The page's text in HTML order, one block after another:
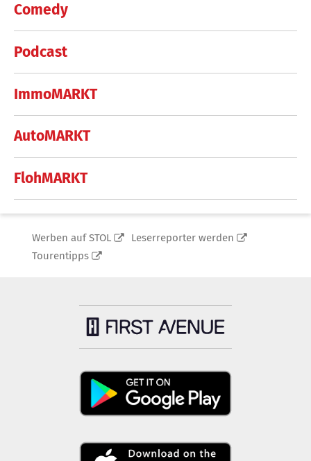
Comedy
Podcast
ImmoMARKT
AutoMARKT
FlohMARKT
Werben auf STOL
Leserreporter werden
Tourentipps